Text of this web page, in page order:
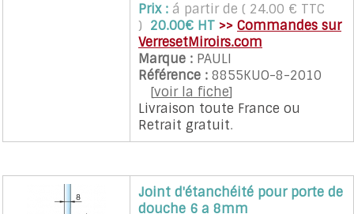
Prix : á partir de ( 24.00 € TTC
) 20.00€ HT >> Commandes sur
VerresetMiroirs.com
Marque : PAULI
Référence : 8855KUO-8-2010
[voir la fiche]
Livraison toute France ou
Retrait gratuit.
Joint d'étanchéité pour porte de
douche 6 a 8mm